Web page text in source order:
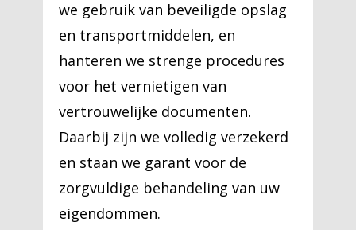
we gebruik van beveiligde opslag
en transportmiddelen, en
hanteren we strenge procedures
voor het vernietigen van
vertrouwelijke documenten.
Daarbij zijn we volledig verzekerd
en staan we garant voor de
zorgvuldige behandeling van uw
eigendommen.